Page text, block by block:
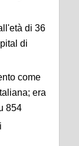
di 36
di
come
era
854